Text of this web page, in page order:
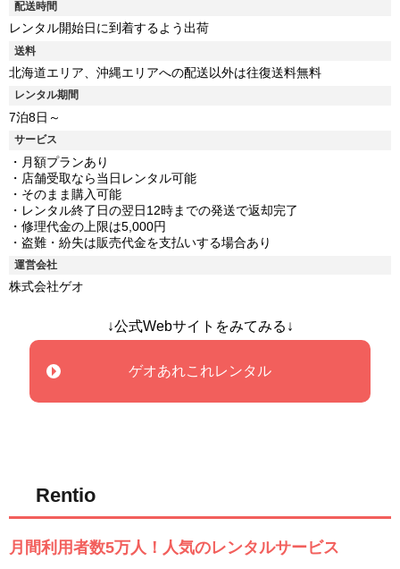
配送時間
レンタル開始日に到着するよう出荷
送料
北海道エリア、沖縄エリアへの配送以外は往復送料無料
レンタル期間
7泊8日～
サービス
・月額プランあり
・店舗受取なら当日レンタル可能
・そのまま購入可能
・レンタル終了日の翌日12時までの発送で返却完了
・修理代金の上限は5,000円
・盗難・紛失は販売代金を支払いする場合あり
運営会社
株式会社ゲオ
↓公式Webサイトをみてみる↓
ゲオあれこれレンタル
Rentio
月間利用者数5万人！人気のレンタルサービス